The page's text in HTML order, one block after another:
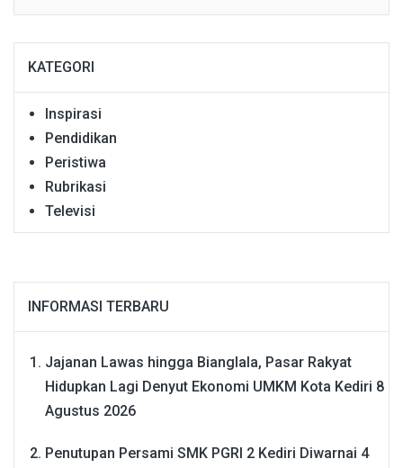
KATEGORI
Inspirasi
Pendidikan
Peristiwa
Rubrikasi
Televisi
INFORMASI TERBARU
Jajanan Lawas hingga Bianglala, Pasar Rakyat
Hidupkan Lagi Denyut Ekonomi UMKM Kota Kediri 8
Agustus 2026
Penutupan Persami SMK PGRI 2 Kediri Diwarnai 4